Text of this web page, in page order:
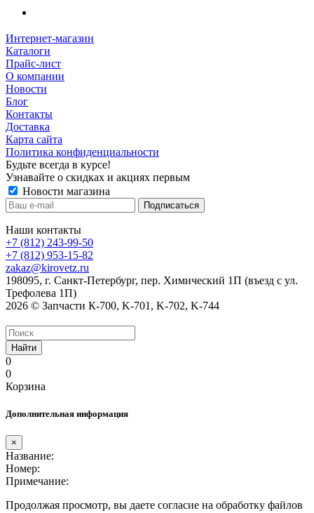
Интернет-магазин
Каталоги
Прайс-лист
О компании
Новости
Блог
Контакты
Доставка
Карта сайта
Политика конфиденциальности
Будьте всегда в курсе!
Узнавайте о скидках и акциях первым
Новости магазина
Наши контакты
+7 (812) 243-99-50
+7 (812) 953-15-82
zakaz@kirovetz.ru
198095, г. Санкт-Петербург, пер. Химический 1П (въезд с ул.
Трефолева 1П)
2026 © Запчасти К-700, K-701, K-702, K-744
Найти
0
0
Корзина
Дополнительная информация
×
Название:
Номер:
Примечание:
Продолжая просмотр, вы даете согласие на обработку файлов